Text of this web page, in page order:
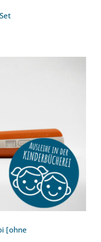
tiptoi [ohne
[ohne